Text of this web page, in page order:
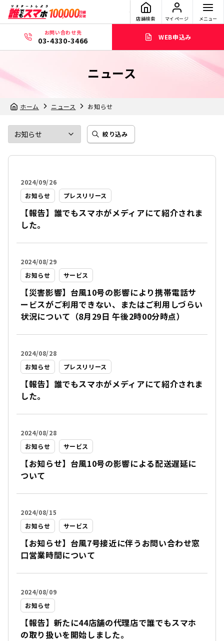
店舗検索 マイページ メニュー
お問い合わせ先
03-4330-3466 WEB申込み
ニュース
ホーム ニュース お知らせ
絞り込み
2024/09/26
お知らせ
プレスリリース
【報告】誰でもスマホがメディアにて紹介されま
した。
2024/08/29
お知らせ
サービス
【災害影響】台風10号の影響により携帯電話サ
ービスがご利用できない、またはご利用しづらい
状況について（8月29日 午後2時00分時点）
2024/08/28
お知らせ
プレスリリース
【報告】誰でもスマホがメディアにて紹介されま
した。
2024/08/28
お知らせ
サービス
【お知らせ】台風10号の影響による配送遅延に
ついて
2024/08/15
お知らせ
サービス
【お知らせ】台風7号接近に伴うお問い合わせ窓
口営業時間について
2024/08/09
お知らせ
【報告】新たに44店舗の代理店で誰でもスマホ
の取り扱いを開始しました。